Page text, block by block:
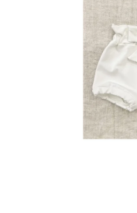
DARČEKOVÉ BOXY
Všeobecné
Reklamačný poriadok
Podmienky ochrany
Formulár na odstúpenie od